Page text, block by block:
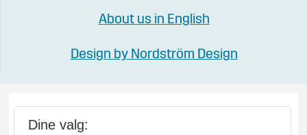
About us in English
Design by Nordström Design
Dine valg: